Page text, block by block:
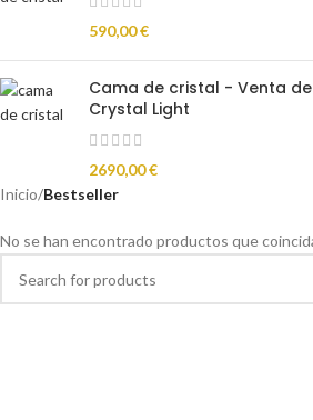
590,00€
Cama de cristal - Venta
Crystal Light
2690,00€
Inicio/Bestseller
No se han encontrado productos que